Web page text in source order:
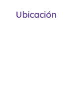
Ubicación